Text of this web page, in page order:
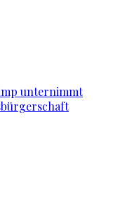
unternimmt